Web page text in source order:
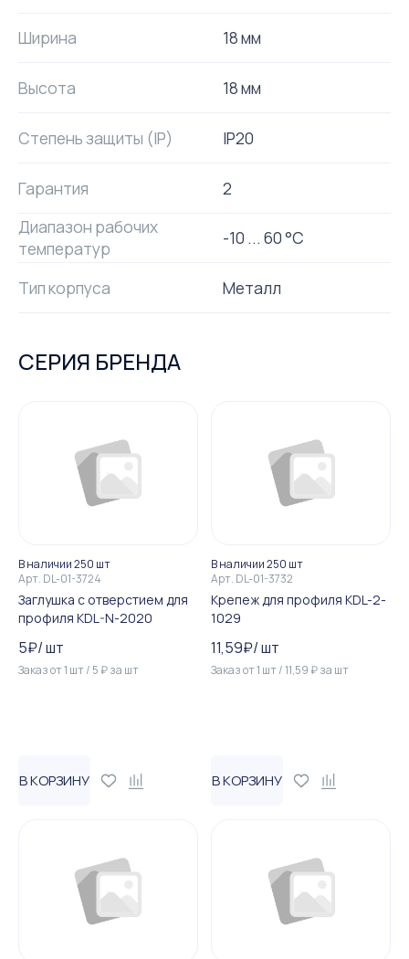
Ширина 18 мм
Высота 18 мм
Степень защиты (IP) IP20
Гарантия
2
Диапазон рабочих
температур
-10 ... 60 °C
Тип корпуса Металл
СЕРИЯ БРЕНДА
В наличии 250 шт
Арт. DL-01-3724
Заглушка с отверстием для
профиля KDL-N-2020
5₽/шт
Заказ от1 шт/ 5 ₽за шт
В КОРЗИНУ
В наличии 250 шт
Арт. DL-01-3732
Крепеж для профиля KDL-2-
1029
11,59₽/шт
Заказ от1 шт/11,59 ₽за шт
В КОРЗИНУ